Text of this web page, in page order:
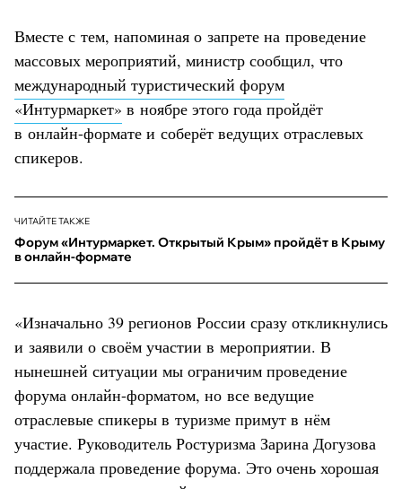
Вместе с тем, напоминая о запрете на проведение
массовых мероприятий, министр сообщил, что
международный туристический форум
«Интурмаркет» в ноябре этого года пройдёт
в онлайн-формате и соберёт ведущих отраслевых
спикеров.
ЧИТАЙТЕ ТАКЖЕ
Форум «Интурмаркет. Открытый Крым» пройдёт в Крыму
в онлайн-формате
«Изначально 39 регионов России сразу откликнулись
и заявили о своём участии в мероприятии. В
нынешней ситуации мы ограничим проведение
форума онлайн-форматом, но все ведущие
отраслевые спикеры в туризме примут в нём
участие. Руководитель Ростуризма Зарина Догузова
поддержала проведение форума. Это очень хорошая